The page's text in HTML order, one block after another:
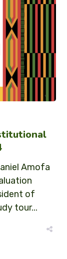
Amofa
of
tour...